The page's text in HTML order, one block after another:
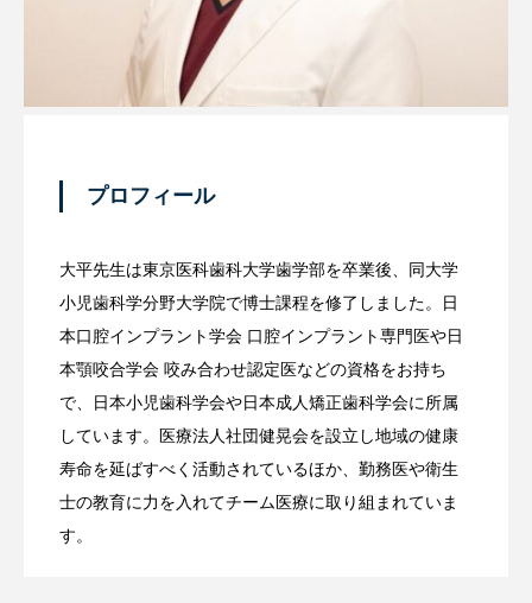
プロフィール
大平先生は東京医科歯科大学歯学部を卒業後、同大学
小児歯科学分野大学院で博士課程を修了しました。日
本口腔インプラント学会 口腔インプラント専門医や日
本顎咬合学会 咬み合わせ認定医などの資格をお持ち
で、日本小児歯科学会や日本成人矯正歯科学会に所属
しています。医療法人社団健晃会を設立し地域の健康
寿命を延ばすべく活動されているほか、勤務医や衛生
士の教育に力を入れてチーム医療に取り組まれていま
す。